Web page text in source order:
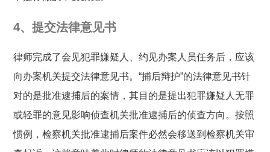
4、提交法律意见书
律师完成了会见犯罪嫌疑人、约见办案人员任务后，应该
向办案机关提交法律意见书。“捕后辩护”的法律意见书针
对的是批准逮捕后的案情，其目的是提出犯罪嫌疑人无罪
或轻罪的意见影响侦查机关批准逮捕后的侦查方向。按照
惯例，检察机关批准逮捕后案件必然会移送到检察机关审